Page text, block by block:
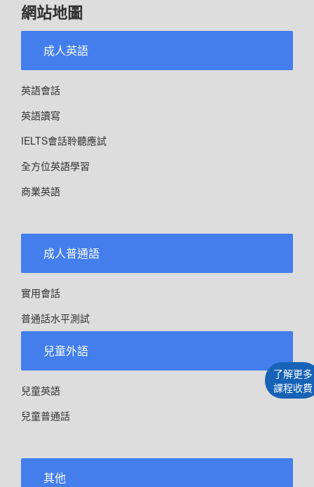
了解更多
課程收費
網站地圖
成人英語
英語會話
英語讀寫
IELTS會話聆聽應試
全方位英語學習
商業英語
成人普通語
實用會話
普通話水平測試
兒童外語
兒童英語
兒童普通話
其他